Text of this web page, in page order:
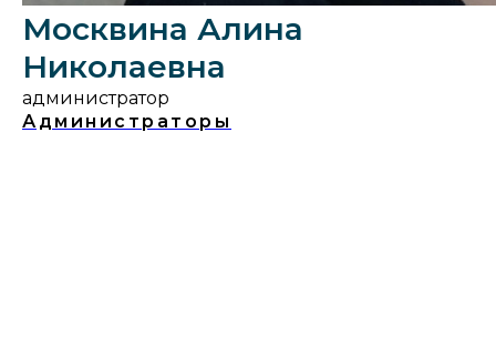
Москвина Алина
Николаевна
администратор
Администраторы